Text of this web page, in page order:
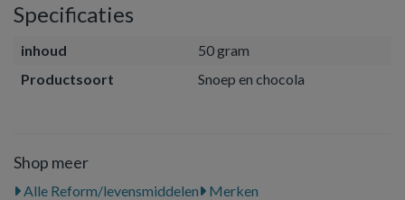
Specificaties
inhoud
50 gram
Productsoort
Snoep en chocola
Shop meer
Alle Reform/levensmiddelen Merken